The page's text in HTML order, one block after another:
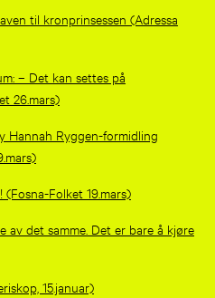
til kronprinsessen (Adressa
– Det kan settes på
26.mars)
Hannah Ryggen-formidling
Folket 19.mars)
av det samme. Det er bare å kjøre
15.januar)